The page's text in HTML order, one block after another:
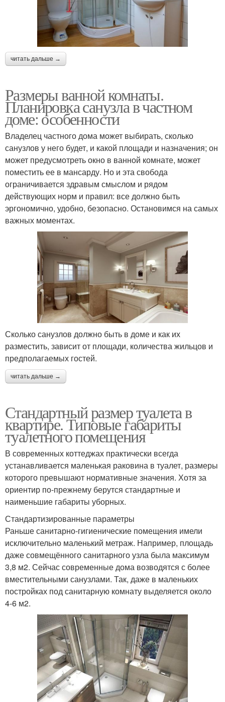
читать дальше →
Размеры ванной комнаты.
Планировка санузла в частном
доме: особенности
Владелец частного дома может выбирать, сколько
санузлов у него будет, и какой площади и назначения; он
может предусмотреть окно в ванной комнате, может
поместить ее в мансарду. Но и эта свобода
ограничивается здравым смыслом и рядом
действующих норм и правил: все должно быть
эргономично, удобно, безопасно. Остановимся на самых
важных моментах.
Сколько санузлов должно быть в доме и как их
разместить, зависит от площади, количества жильцов и
предполагаемых гостей.
читать дальше →
Стандартный размер туалета в
квартире. Типовые габариты
туалетного помещения
В современных коттеджах практически всегда
устанавливается маленькая раковина в туалет, размеры
которого превышают нормативные значения. Хотя за
ориентир по-прежнему берутся стандартные и
наименьшие габариты уборных.
Стандартизированные параметры
Раньше санитарно-гигиенические помещения имели
исключительно маленький метраж. Например, площадь
даже совмещённого санитарного узла была максимум
3,8 м2. Сейчас современные дома возводятся с более
вместительными санузлами. Так, даже в маленьких
постройках под санитарную комнату выделяется около
4-6 м2.